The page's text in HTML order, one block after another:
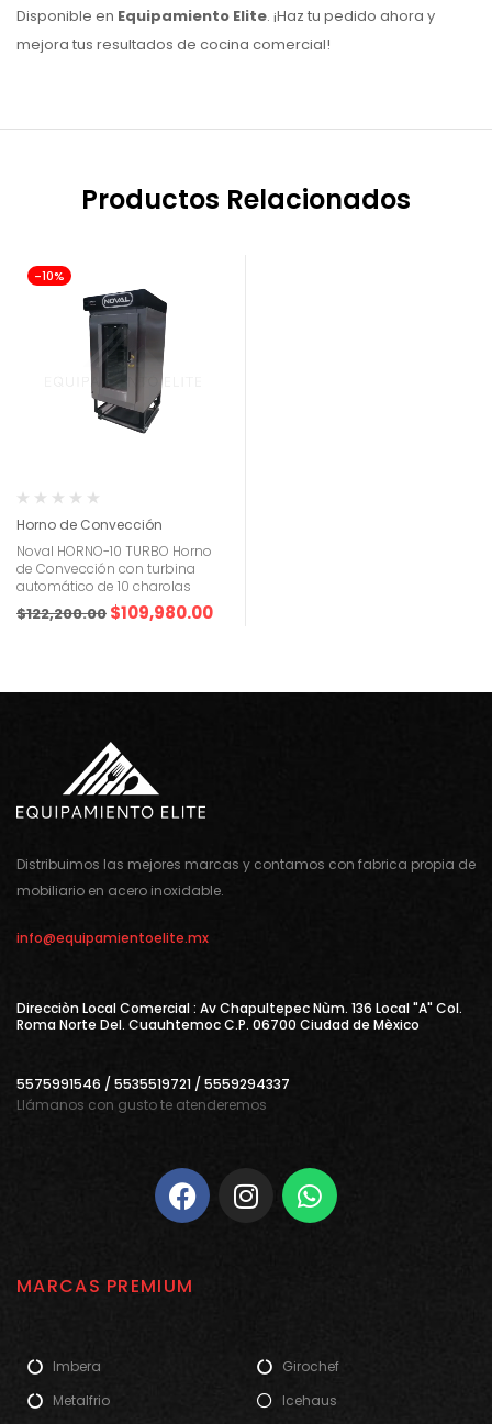
Disponible en Equipamiento Elite. ¡Haz tu pedido ahora y
mejora tus resultados de cocina comercial!
Productos Relacionados
-10%
Horno de Convección
Noval HORNO-10 TURBO Horno
de Convección con turbina
automático de 10 charolas
$122,200.00 $109,980.00
Distribuimos las mejores marcas y contamos con fabrica propia de
mobiliario en acero inoxidable.
info@equipamientoelite.mx
Direcciòn Local Comercial : Av Chapultepec Nùm. 136 Local "A" Col.
Roma Norte Del. Cuauhtemoc C.P. 06700 Ciudad de Mèxico
5575991546 / 5535519721 / 5559294337
Llámanos con gusto te atenderemos
MARCAS PREMIUM
Imbera
Metalfrio
Girochef
Icehaus